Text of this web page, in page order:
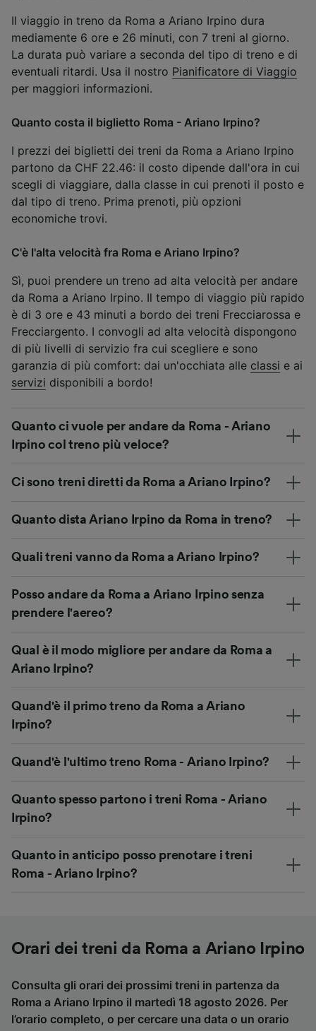
Il viaggio in treno da Roma a Ariano Irpino dura
mediamente 6 ore e 26 minuti, con 7 treni al giorno.
La durata può variare a seconda del tipo di treno e di
eventuali ritardi. Usa il nostro Pianificatore di Viaggio
per maggiori informazioni.
Quanto costa il biglietto Roma - Ariano Irpino?
I prezzi dei biglietti dei treni da Roma a Ariano Irpino
partono da CHF 22.46: il costo dipende dall'ora in cui
scegli di viaggiare, dalla classe in cui prenoti il posto e
dal tipo di treno. Prima prenoti, più opzioni
economiche trovi.
C'è l'alta velocità fra Roma e Ariano Irpino?
Sì, puoi prendere un treno ad alta velocità per andare
da Roma a Ariano Irpino. Il tempo di viaggio più rapido
è di 3 ore e 43 minuti a bordo dei treni Frecciarossa e
Frecciargento. I convogli ad alta velocità dispongono
di più livelli di servizio fra cui scegliere e sono
garanzia di più comfort: dai un'occhiata alle classi e ai
servizi disponibili a bordo!
Quanto ci vuole per andare da Roma - Ariano
Irpino col treno più veloce?
Ci sono treni diretti da Roma a Ariano Irpino?
Quanto dista Ariano Irpino da Roma in treno?
Quali treni vanno da Roma a Ariano Irpino?
Posso andare da Roma a Ariano Irpino senza
prendere l'aereo?
Qual è il modo migliore per andare da Roma a
Ariano Irpino?
Quand'è il primo treno da Roma a Ariano
Irpino?
Quand'è l'ultimo treno Roma - Ariano Irpino?
Quanto spesso partono i treni Roma - Ariano
Irpino?
Quanto in anticipo posso prenotare i treni
Roma - Ariano Irpino?
Orari dei treni da Roma a Ariano Irpino
Consulta gli orari dei prossimi treni in partenza da
Roma a Ariano Irpino il martedì 18 agosto 2026. Per
l’orario completo, o per cercare una data o un orario